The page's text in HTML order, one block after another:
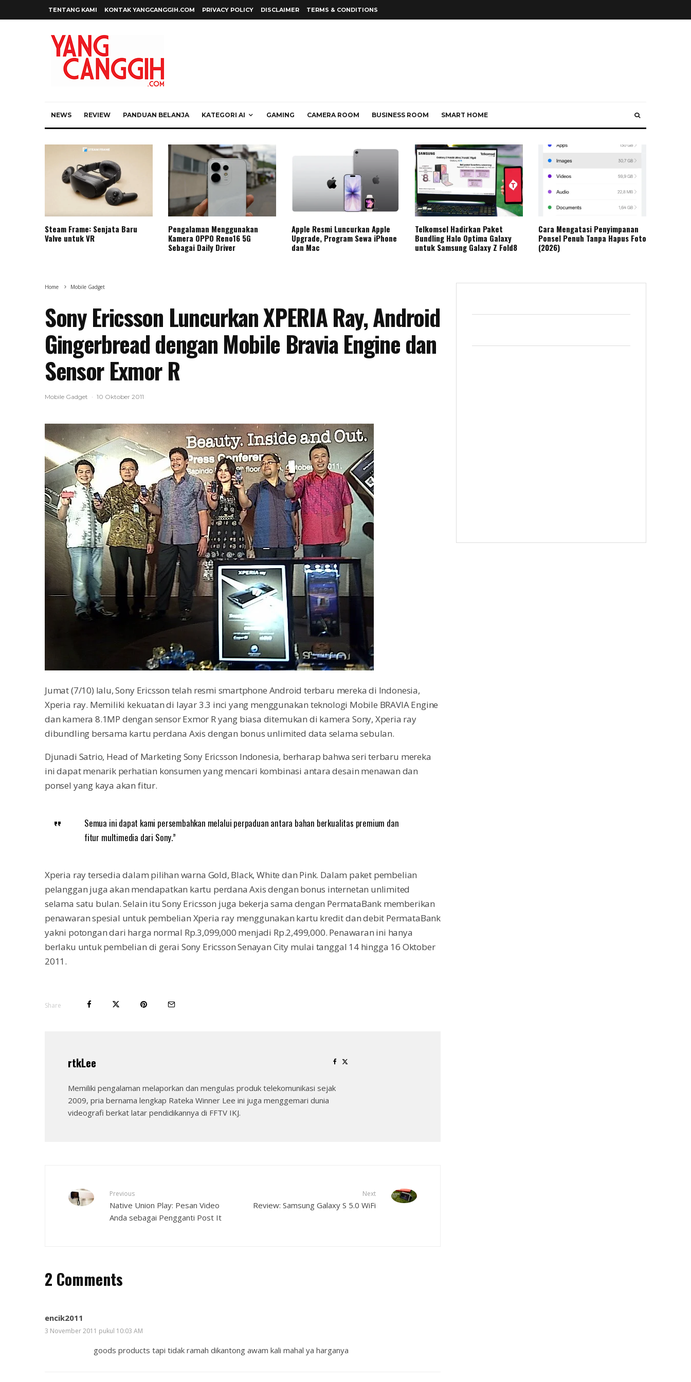
TENTANG KAMI KONTAK YANGCANGGIH.COM PRIVACY POLICY DISCLAIMER TERMS & CONDITIONS
NEWS REVIEW PANDUAN BELANJA KATEGORI AI GAMING CAMERA ROOM BUSINESS ROOM SMART HOME
Steam Frame: Senjata Baru
Valve untuk VR
Pengalaman Menggunakan
Kamera OPPO Reno16 5G
Sebagai Daily Driver
Apple Resmi Luncurkan Apple
Upgrade, Program Sewa iPhone
dan Mac
Telkomsel Hadirkan Paket
Bundling Halo Optima Galaxy
untuk Samsung Galaxy Z Fold8
Cara Mengatasi Penyimpanan
Ponsel Penuh Tanpa Hapus Foto
(2026)
Home Mobile Gadget
Sony Ericsson Luncurkan XPERIA Ray, Android
Gingerbread dengan Mobile Bravia Engine dan
Sensor Exmor R
Mobile Gadget · 10 Oktober 2011
Jumat (7/10) lalu, Sony Ericsson telah resmi smartphone Android terbaru mereka di Indonesia,
Xperia ray. Memiliki kekuatan di layar 3.3 inci yang menggunakan teknologi Mobile BRAVIA Engine
dan kamera 8.1MP dengan sensor Exmor R yang biasa ditemukan di kamera Sony, Xperia ray
dibundling bersama kartu perdana Axis dengan bonus unlimited data selama sebulan.
Djunadi Satrio, Head of Marketing Sony Ericsson Indonesia, berharap bahwa seri terbaru mereka
ini dapat menarik perhatian konsumen yang mencari kombinasi antara desain menawan dan
ponsel yang kaya akan fitur.
Semua ini dapat kami persembahkan melalui perpaduan antara bahan berkualitas premium dan
fitur multimedia dari Sony.”
Xperia ray tersedia dalam pilihan warna Gold, Black, White dan Pink. Dalam paket pembelian
pelanggan juga akan mendapatkan kartu perdana Axis dengan bonus internetan unlimited
selama satu bulan. Selain itu Sony Ericsson juga bekerja sama dengan PermataBank memberikan
penawaran spesial untuk pembelian Xperia ray menggunakan kartu kredit dan debit PermataBank
yakni potongan dari harga normal Rp.3,099,000 menjadi Rp.2,499,000. Penawaran ini hanya
berlaku untuk pembelian di gerai Sony Ericsson Senayan City mulai tanggal 14 hingga 16 Oktober
2011.
Share
rtkLee
Memiliki pengalaman melaporkan dan mengulas produk telekomunikasi sejak
2009, pria bernama lengkap Rateka Winner Lee ini juga menggemari dunia
videografi berkat latar pendidikannya di FFTV IKJ.
Previous
Native Union Play: Pesan Video
Anda sebagai Pengganti Post It
Next
Review: Samsung Galaxy S 5.0 WiFi
2 Comments
encik2011
3 November 2011 pukul 10:03 AM
goods products tapi tidak ramah dikantong awam kali mahal ya harganya